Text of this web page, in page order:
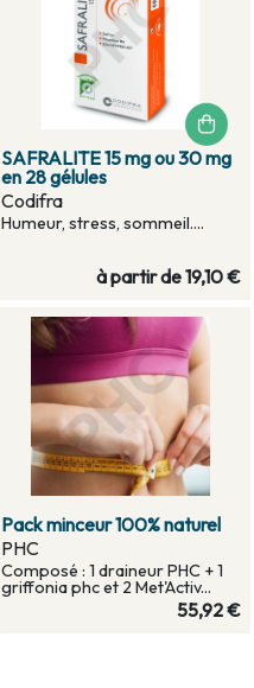
SAFRALITE 15 mg ou 30 mg
en 28 gélules
Codifra
Humeur, stress, sommeil....
à partir de19,10 €
Pack minceur 100% naturel
PHC
Composé : 1 draineur PHC + 1
griffonia phc et 2 Met'Activ...
55,92 €